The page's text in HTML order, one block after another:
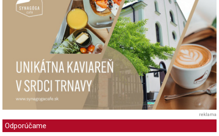
reklama
Odporúčame